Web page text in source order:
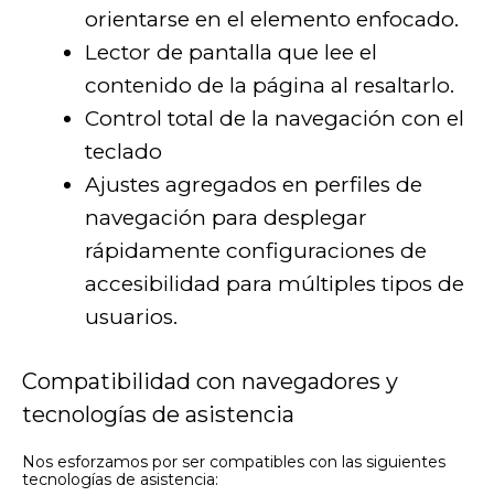
orientarse en el elemento enfocado.
Lector de pantalla que lee el
contenido de la página al resaltarlo.
Control total de la navegación con el
teclado
Ajustes agregados en perfiles de
navegación para desplegar
rápidamente configuraciones de
accesibilidad para múltiples tipos de
usuarios.
Compatibilidad con navegadores y
tecnologías de asistencia
Nos esforzamos por ser compatibles con las siguientes
tecnologías de asistencia: